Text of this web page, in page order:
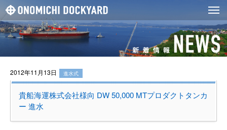
2012年11月13日 進水式
貴船海運株式会社様向 DW 50,000 MTプロダクトタンカ
ー 進水